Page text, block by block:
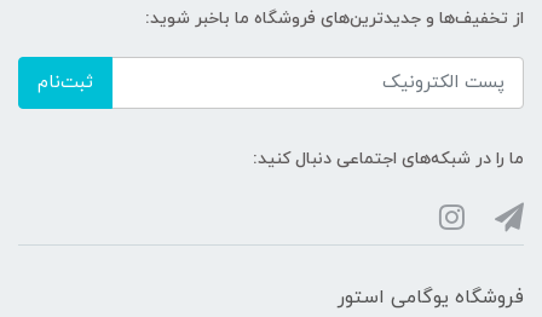
از تخفیف‌ها و جدیدترین‌های فروشگاه ما باخبر شوید:
ثبت‌نام
ما را در شبکه‌های اجتماعی دنبال کنید:
فروشگاه یوگامی استور